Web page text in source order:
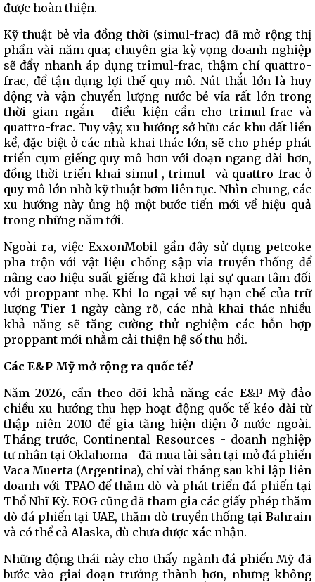
được hoàn thiện.
Kỹ thuật bẻ vỉa đồng thời (simul-frac) đã mở rộng thị
phần vài năm qua; chuyên gia kỳ vọng doanh nghiệp
sẽ đẩy nhanh áp dụng trimul-frac, thậm chí quattro-
frac, để tận dụng lợi thế quy mô. Nút thắt lớn là huy
động và vận chuyển lượng nước bẻ vỉa rất lớn trong
thời gian ngắn - điều kiện cần cho trimul-frac và
quattro-frac. Tuy vậy, xu hướng sở hữu các khu đất liền
kề, đặc biệt ở các nhà khai thác lớn, sẽ cho phép phát
triển cụm giếng quy mô hơn với đoạn ngang dài hơn,
đồng thời triển khai simul-, trimul- và quattro-frac ở
quy mô lớn nhờ kỹ thuật bơm liên tục. Nhìn chung, các
xu hướng này ủng hộ một bước tiến mới về hiệu quả
trong những năm tới.
Ngoài ra, việc ExxonMobil gần đây sử dụng petcoke
pha trộn với vật liệu chống sập vỉa truyền thống để
nâng cao hiệu suất giếng đã khơi lại sự quan tâm đối
với proppant nhẹ. Khi lo ngại về sự hạn chế của trữ
lượng Tier 1 ngày càng rõ, các nhà khai thác nhiều
khả năng sẽ tăng cường thử nghiệm các hỗn hợp
proppant mới nhằm cải thiện hệ số thu hồi.
Các E&P Mỹ mở rộng ra quốc tế?
Năm 2026, cần theo dõi khả năng các E&P Mỹ đảo
chiều xu hướng thu hẹp hoạt động quốc tế kéo dài từ
thập niên 2010 để gia tăng hiện diện ở nước ngoài.
Tháng trước, Continental Resources - doanh nghiệp
tư nhân tại Oklahoma - đã mua tài sản tại mỏ đá phiến
Vaca Muerta (Argentina), chỉ vài tháng sau khi lập liên
doanh với TPAO để thăm dò và phát triển đá phiến tại
Thổ Nhĩ Kỳ. EOG cũng đã tham gia các giấy phép thăm
dò đá phiến tại UAE, thăm dò truyền thống tại Bahrain
và có thể cả Alaska, dù chưa được xác nhận.
Những động thái này cho thấy ngành đá phiến Mỹ đã
bước vào giai đoạn trưởng thành hơn, nhưng không